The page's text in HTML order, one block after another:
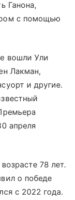
Ганона,
с помощью
вошли Ули
Лакман,
и другие.
апреля
78 лет.
о победе
с 2022 года.